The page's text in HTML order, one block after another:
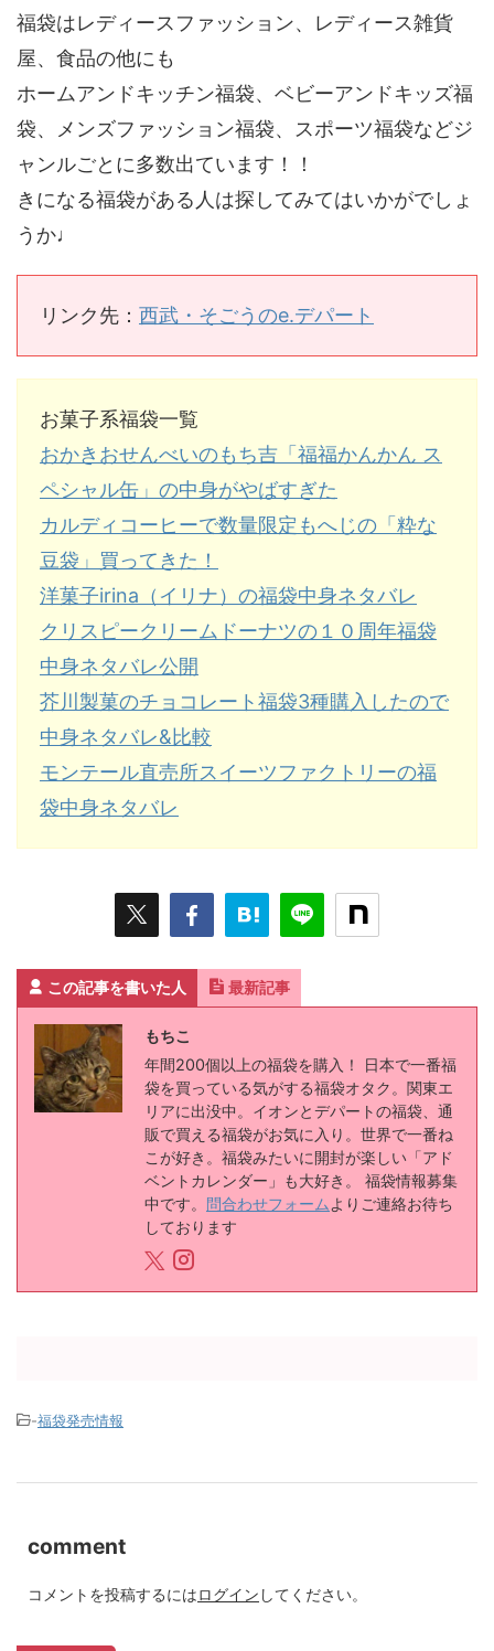
福袋はレディースファッション、レディース雑貨
屋、食品の他にも
ホームアンドキッチン福袋、ベビーアンドキッズ福
袋、メンズファッション福袋、スポーツ福袋などジ
ャンルごとに多数出ています！！
きになる福袋がある人は探してみてはいかがでしょ
うか♩
リンク先： 西武・そごうのe.デパート
お菓子系福袋一覧
おかきおせんべいのもち吉「福福かんかん ス
ペシャル缶」の中身がやばすぎた
カルディコーヒーで数量限定もへじの「粋な
豆袋」買ってきた！
洋菓子irina（イリナ）の福袋中身ネタバレ
クリスピークリームドーナツの１０周年福袋
中身ネタバレ公開
芥川製菓のチョコレート福袋3種購入したので
中身ネタバレ&比較
モンテール直売所スイーツファクトリーの福
袋中身ネタバレ
この記事を書いた人 最新記事
もちこ
年間200個以上の福袋を購入！ 日本で一番福
袋を買っている気がする福袋オタク。関東エ
リアに出没中。イオンとデパートの福袋、通
販で買える福袋がお気に入り。世界で一番ね
こが好き。福袋みたいに開封が楽しい「アド
ベントカレンダー」も大好き。 福袋情報募集
中です。 問合わせフォーム よりご連絡お待ち
しております
-福袋発売情報
comment
コメントを投稿するにはログイン してください。